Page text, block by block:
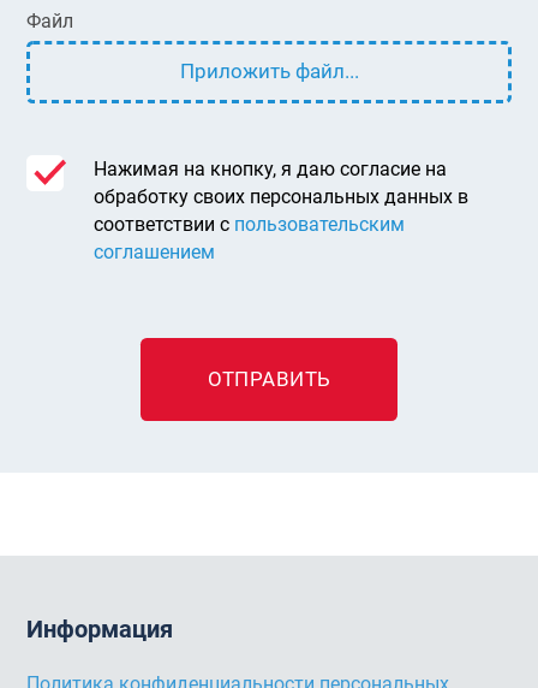
Файл
Приложить файл...
Нажимая на кнопку, я даю согласие на
обработку своих персональных данных в
соответствии с пользовательским
соглашением
ОТПРАВИТЬ
Информация